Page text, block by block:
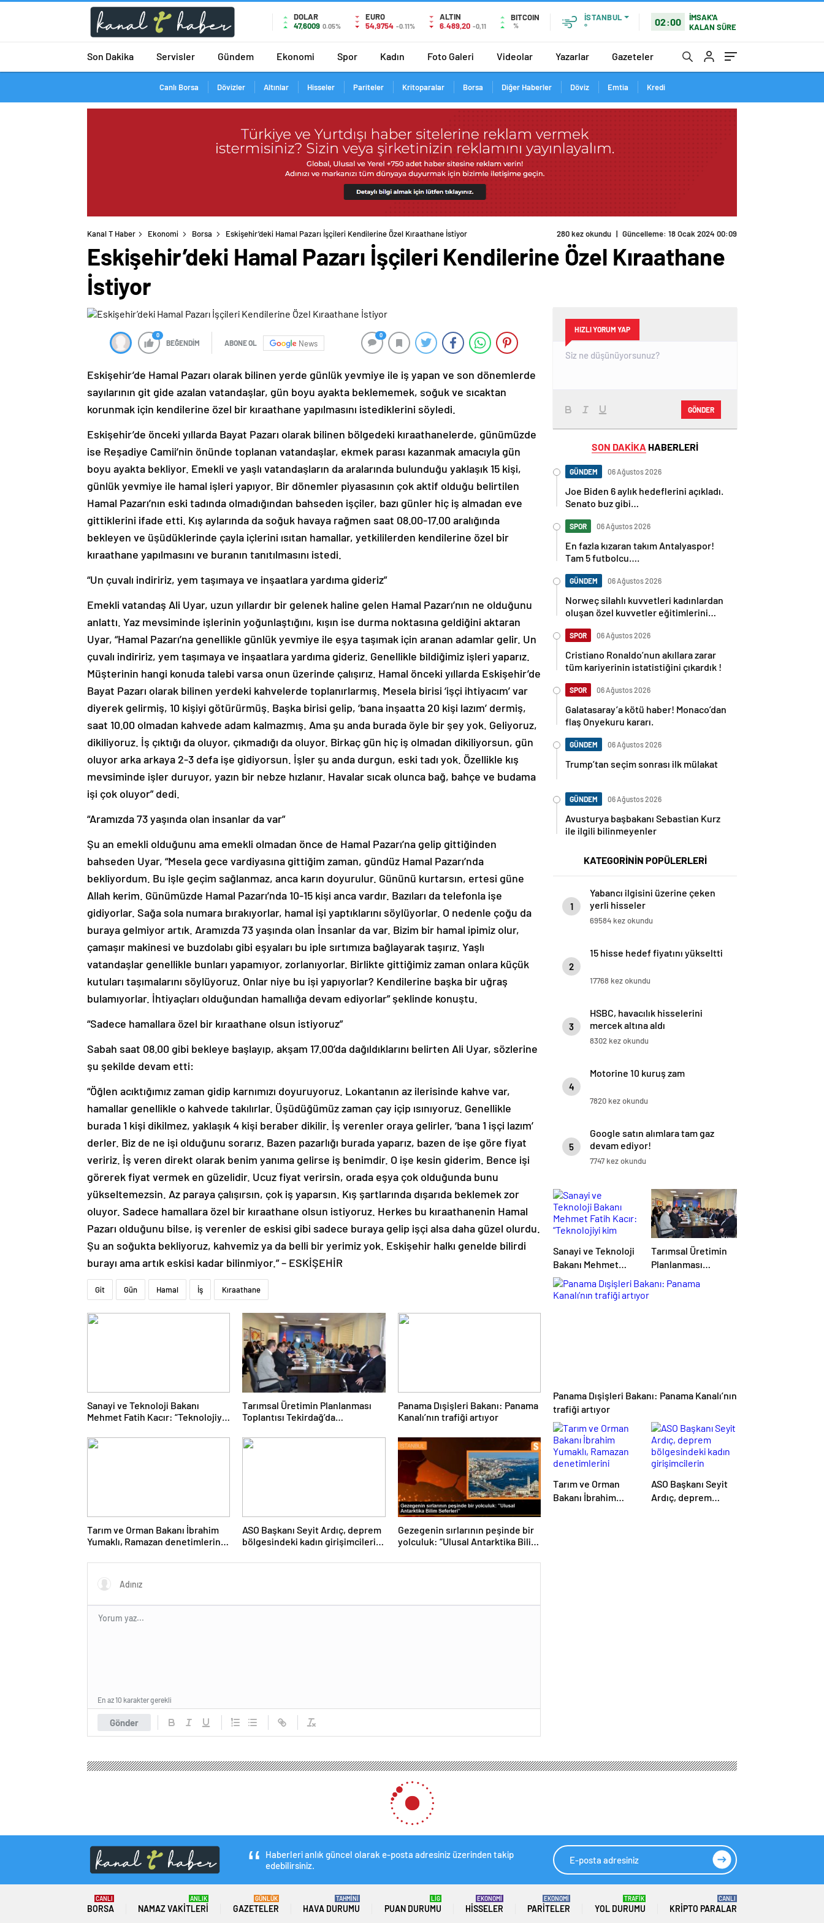
DOLAR
47,6009 0.05%
EURO
54,9754 -0.11%
ALTIN
6.489,20 -0,11
BITCOIN
%
İSTANBUL
°
02:00
İMSAK'A
KALAN SÜRE
Son Dakika Servisler Gündem Ekonomi Spor Kadın Foto Galeri Videolar Yazarlar Gazeteler
Canlı Borsa Dövizler Altınlar Hisseler Pariteler Kritoparalar Borsa Diğer Haberler Döviz Emtia Kredi
Kanal T Haber Ekonomi Borsa Eskişehir’deki Hamal Pazarı İşçileri Kendilerine Özel Kıraathane İstiyor
Eskişehir’deki Hamal Pazarı İşçileri Kendilerine Özel Kıraathane
İstiyor
0
BEĞENDİM ABONE OL News
0
Eskişehir’de Hamal Pazarı olarak bilinen yerde günlük yevmiye ile iş yapan ve son dönemlerde
sayılarının git gide azalan vatandaşlar, gün boyu ayakta beklememek, soğuk ve sıcaktan
korunmak için kendilerine özel bir kıraathane yapılmasını istediklerini söyledi.
Eskişehir’de önceki yıllarda Bayat Pazarı olarak bilinen bölgedeki kıraathanelerde, günümüzde
ise Reşadiye Camii’nin önünde toplanan vatandaşlar, ekmek parası kazanmak amacıyla gün
boyu ayakta bekliyor. Emekli ve yaşlı vatandaşların da aralarında bulunduğu yaklaşık 15 kişi,
günlük yevmiye ile hamal işleri yapıyor. Bir dönemler piyasasının çok aktif olduğu belirtilen
Hamal Pazarı’nın eski tadında olmadığından bahseden işçiler, bazı günler hiç iş almadan eve
gittiklerini ifade etti. Kış aylarında da soğuk havaya rağmen saat 08.00-17.00 aralığında
bekleyen ve üşüdüklerinde çayla içlerini ısıtan hamallar, yetkililerden kendilerine özel bir
kıraathane yapılmasını ve buranın tanıtılmasını istedi.
“Un çuvalı indiririz, yem taşımaya ve inşaatlara yardıma gideriz”
Emekli vatandaş Ali Uyar, uzun yıllardır bir gelenek haline gelen Hamal Pazarı’nın ne olduğunu
anlattı. Yaz mevsiminde işlerinin yoğunlaştığını, kışın ise durma noktasına geldiğini aktaran
Uyar, “Hamal Pazarı’na genellikle günlük yevmiye ile eşya taşımak için aranan adamlar gelir. Un
çuvalı indiririz, yem taşımaya ve inşaatlara yardıma gideriz. Genellikle bildiğimiz işleri yaparız.
Müşterinin hangi konuda talebi varsa onun üzerinde çalışırız. Hamal önceki yıllarda Eskişehir’de
Bayat Pazarı olarak bilinen yerdeki kahvelerde toplanırlarmış. Mesela birisi ‘işçi ihtiyacım’ var
diyerek gelirmiş, 10 kişiyi götürürmüş. Başka birisi gelip, ‘bana inşaatta 20 kişi lazım’ dermiş,
saat 10.00 olmadan kahvede adam kalmazmış. Ama şu anda burada öyle bir şey yok. Geliyoruz,
dikiliyoruz. İş çıktığı da oluyor, çıkmadığı da oluyor. Birkaç gün hiç iş olmadan dikiliyorsun, gün
oluyor arka arkaya 2-3 defa işe gidiyorsun. İşler şu anda durgun, eski tadı yok. Özellikle kış
mevsiminde işler duruyor, yazın bir nebze hızlanır. Havalar sıcak olunca bağ, bahçe ve budama
işi çok oluyor” dedi.
“Aramızda 73 yaşında olan insanlar da var”
Şu an emekli olduğunu ama emekli olmadan önce de Hamal Pazarı’na gelip gittiğinden
bahseden Uyar, “Mesela gece vardiyasına gittiğim zaman, gündüz Hamal Pazarı’nda
bekliyordum. Bu işle geçim sağlanmaz, anca karın doyurulur. Gününü kurtarsın, ertesi güne
Allah kerim. Günümüzde Hamal Pazarı’nda 10-15 kişi anca vardır. Bazıları da telefonla işe
gidiyorlar. Sağa sola numara bırakıyorlar, hamal işi yaptıklarını söylüyorlar. O nedenle çoğu da
buraya gelmiyor artık. Aramızda 73 yaşında olan İnsanlar da var. Bizim bir hamal ipimiz olur,
çamaşır makinesi ve buzdolabı gibi eşyaları bu iple sırtımıza bağlayarak taşırız. Yaşlı
vatandaşlar genellikle bunları yapamıyor, zorlanıyorlar. Birlikte gittiğimiz zaman onlara küçük
kutuları taşımalarını söylüyoruz. Onlar niye bu işi yapıyorlar? Kendilerine başka bir uğraş
bulamıyorlar. İhtiyaçları olduğundan hamallığa devam ediyorlar” şeklinde konuştu.
“Sadece hamallara özel bir kıraathane olsun istiyoruz”
Sabah saat 08.00 gibi bekleye başlayıp, akşam 17.00’da dağıldıklarını belirten Ali Uyar, sözlerine
şu şekilde devam etti:
“Öğlen acıktığımız zaman gidip karnımızı doyuruyoruz. Lokantanın az ilerisinde kahve var,
hamallar genellikle o kahvede takılırlar. Üşüdüğümüz zaman çay içip ısınıyoruz. Genellikle
burada 1 kişi dikilmez, yaklaşık 4 kişi beraber dikilir. İş verenler oraya gelirler, ‘bana 1 işçi lazım’
derler. Biz de ne işi olduğunu sorarız. Bazen pazarlığı burada yaparız, bazen de işe göre fiyat
veririz. İş veren direkt olarak benim yanıma gelirse iş benimdir. O işe kesin giderim. Bence işi
görerek fiyat vermek en güzelidir. Ucuz fiyat verirsin, orada eşya çok olduğunda bunu
yükseltemezsin. Az paraya çalışırsın, çok iş yaparsın. Kış şartlarında dışarıda beklemek zor
oluyor. Sadece hamallara özel bir kıraathane olsun istiyoruz. Herkes bu kıraathanenin Hamal
Pazarı olduğunu bilse, iş verenler de eskisi gibi sadece buraya gelip işçi alsa daha güzel olurdu.
Şu an soğukta bekliyoruz, kahvemiz ya da belli bir yerimiz yok. Eskişehir halkı genelde bilirdi
burayı ama artık eskisi kadar bilinmiyor.” – ESKİŞEHİR
Git Gün Hamal İş Kıraathane
Sanayi ve Teknoloji Bakanı
Mehmet Fatih Kacır: “Teknolojiyi
koyacak”
Tarımsal Üretimin Planlanması
Toplantısı Tekirdağ’da
Panama Dışişleri Bakanı: Panama
Kanalı’nın trafiği artıyor
Tarım ve Orman Bakanı İbrahim
Yumaklı, Ramazan denetimlerini
ASO Başkanı Seyit Ardıç, deprem
bölgesindeki kadın girişimcilerin
vurguladı
Gezegenin sırlarının peşinde bir
yolculuk: “Ulusal Antarktika Bilim
Gönder
En az 10 karakter gerekli
HIZLI YORUM YAP
GÖNDER
SON DAKİKA HABERLERİ
GÜNDEM 06 Ağustos 2026
Joe Biden 6 aylık hedeflerini açıkladı.
Senato buz gibi…
SPOR 06 Ağustos 2026
En fazla kızaran takım Antalyaspor!
Tam 5 futbolcu….
GÜNDEM 06 Ağustos 2026
Norweç silahlı kuvvetleri kadınlardan
oluşan özel kuvvetler eğitimlerini
SPOR 06 Ağustos 2026
Cristiano Ronaldo’nun akıllara zarar
tüm kariyerinin istatistiğini çıkardık !
SPOR 06 Ağustos 2026
Galatasaray’a kötü haber! Monaco’dan
flaş Onyekuru kararı.
GÜNDEM 06 Ağustos 2026
Trump’tan seçim sonrası ilk mülakat
GÜNDEM 06 Ağustos 2026
Avusturya başbakanı Sebastian Kurz
ile ilgili bilinmeyenler
KATEGORİNİN POPÜLERLERİ
1
Yabancı ilgisini üzerine çeken
yerli hisseler
69584 kez okundu
2
15 hisse hedef fiyatını yükseltti
17768 kez okundu
3
HSBC, havacılık hisselerini
mercek altına aldı
8302 kez okundu
4
Motorine 10 kuruş zam
7820 kez okundu
5
Google satın alımlara tam gaz
devam ediyor!
7747 kez okundu
Sanayi ve Teknoloji
Bakanı Mehmet
Fatih Kacır:
“Teknolojiyi kim
Tarımsal Üretimin
Planlanması
Toplantısı
Panama Dışişleri Bakanı: Panama Kanalı’nın
trafiği artıyor
Tarım ve Orman
Bakanı İbrahim
ASO Başkanı Seyit
Ardıç, deprem
Türkiye’de İkamet İzniyle Yaşayan Yabancı Sayısı 1 Milyon 107 Bine Geriledi
Türkiye’de İkamet İzniyle Yaşayan Yabancı Sayısı 1 Milyon 107
Bine Geriledi